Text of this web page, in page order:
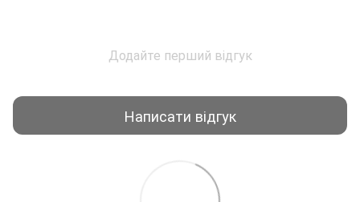
Додайте перший відгук
Написати відгук